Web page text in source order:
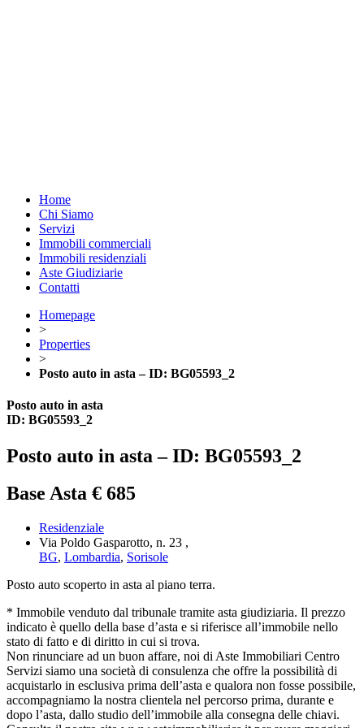
Home
Chi Siamo
Servizi
Immobili commerciali
Immobili residenziali
Aste Giudiziarie
Contatti
Homepage
>
Properties
>
Posto auto in asta – ID: BG05593_2
Posto auto in asta
ID: BG05593_2
Posto auto in asta – ID: BG05593_2
Base Asta € 685
Residenziale
Via Poldo Gasparotto, n. 23 ,
BG, Lombardia, Sorisole
Posto auto scoperto in asta al piano terra.
* Immobile venduto dal tribunale tramite asta giudiziaria. Il prezzo
indicato è quello della base d’asta e si riferisce all’immobile nello
stato di fatto e di diritto in cui si trova.
Non rinunciare ad un buon affare, noi di Aste Immobiliari Centro
Servizi siamo una società di consulenza che offre la possibilità di
acquistarlo in esclusiva prima dell’asta e qualora non fosse possibile,
accompagniamo la nostra clientela nel percorso prima, durante e
dopo l’asta, dallo studio dell’immobile alla consegna delle chiavi.